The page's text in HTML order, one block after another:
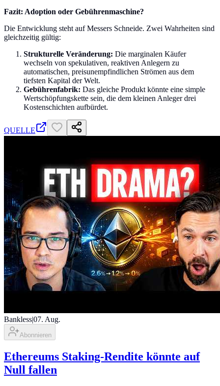
Fazit: Adoption oder Gebührenmaschine?
Die Entwicklung steht auf Messers Schneide. Zwei Wahrheiten sind
gleichzeitig gültig:
Strukturelle Veränderung: Die marginalen Käufer
wechseln von spekulativen, reaktiven Anlegern zu
automatischen, preisunempfindlichen Strömen aus dem
tiefsten Kapital der Welt.
Gebührenfabrik: Das gleiche Produkt könnte eine simple
Wertschöpfungskette sein, die dem kleinen Anleger drei
Kostenschichten aufbürdet.
QUELLE
Bankless|07. Aug.
Abonnieren
Ethereums Staking-Rendite könnte auf
Null fallen